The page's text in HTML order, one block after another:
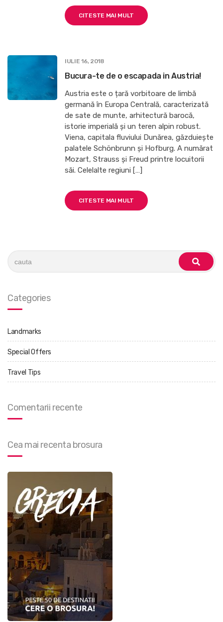
CITESTE MAI MULT
IULIE 16, 2018
Bucura-te de o escapada in Austria!
Austria este o țară vorbitoare de limbă
germană în Europa Centrală, caracterizată
de sate de munte, arhitectură barocă,
istorie imperială și un teren alpin robust.
Viena, capitala fluviului Dunărea, găzduiește
palatele Schönbrunn și Hofburg. A numărat
Mozart, Strauss și Freud printre locuitorii
săi. Celelalte regiuni […]
CITESTE MAI MULT
for:
cauta
Categories
Landmarks
Special Offers
Travel Tips
Comentarii recente
Cea mai recenta brosura